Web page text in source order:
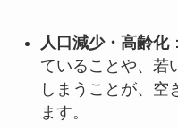
人口減少・高齢化
ていることや、若
しまうことが、空
ます。